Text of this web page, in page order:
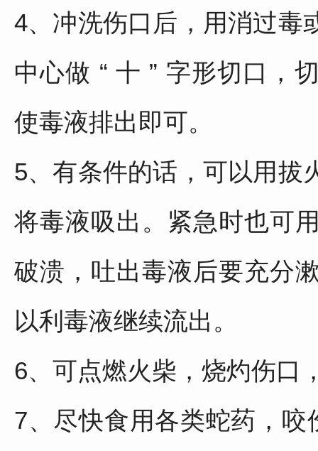
4、冲洗伤口后，用消过毒
中心做 “ 十 ” 字形切口，
使毒液排出即可。
5、有条件的话，可以用拔
将毒液吸出。紧急时也可
破溃，吐出毒液后要充分
以利毒液继续流出。
6、可点燃火柴，烧灼伤口
7、尽快食用各类蛇药，